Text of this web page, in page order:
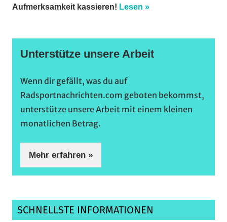
Aufmerksamkeit kassieren! Lesen »
Unterstütze unsere Arbeit
Wenn dir gefällt, was du auf
Radsportnachrichten.com geboten bekommst,
unterstütze unsere Arbeit mit einem kleinen
monatlichen Betrag.
Mehr erfahren »
SCHNELLSTE INFORMATIONEN